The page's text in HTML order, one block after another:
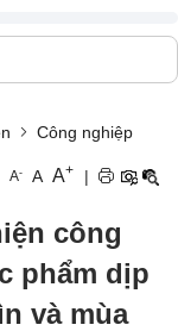
Công nghiệp
A- A A+ |
công
phẩm dịp
và mùa